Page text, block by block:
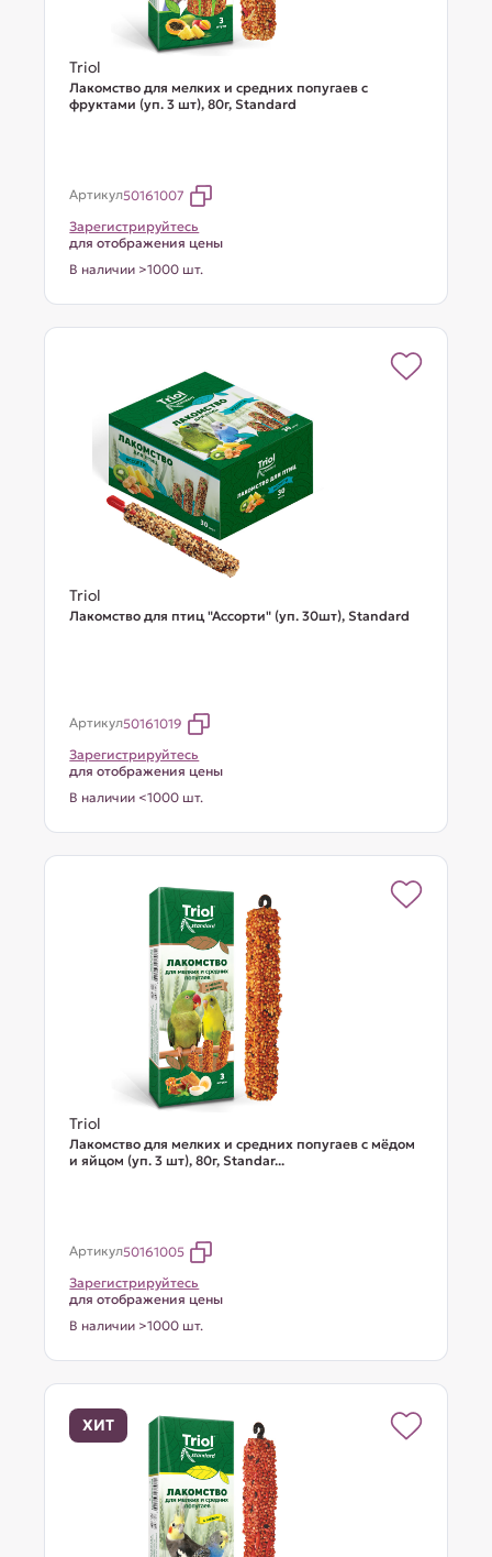
Triol
Лакомство для мелких и средних попугаев с
фруктами (уп. 3 шт), 80г, Standard
Артикул50161007
Зарегистрируйтесь
для отображения цены
В наличии >1000 шт.
Triol
Лакомство для птиц "Ассорти" (уп. 30шт), Standard
Артикул50161019
Зарегистрируйтесь
для отображения цены
В наличии <1000 шт.
Triol
Лакомство для мелких и средних попугаев с мёдом
и яйцом (уп. 3 шт), 80г, Standar...
Артикул50161005
Зарегистрируйтесь
для отображения цены
В наличии >1000 шт.
ХИТ